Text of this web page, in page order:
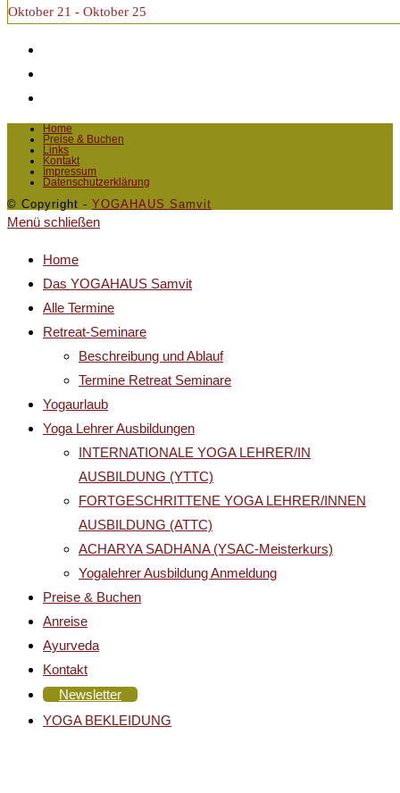
Oktober 21 - Oktober 25
Home
Preise & Buchen
Links
Kontakt
Impressum
Datenschutzerklärung
© Copyright - YOGAHAUS Samvit
Menü schließen
Home
Das YOGAHAUS Samvit
Alle Termine
Retreat-Seminare
Beschreibung und Ablauf
Termine Retreat Seminare
Yogaurlaub
Yoga Lehrer Ausbildungen
INTERNATIONALE YOGA LEHRER/IN
AUSBILDUNG (YTTC)
FORTGESCHRITTENE YOGA LEHRER/INNEN
AUSBILDUNG (ATTC)
ACHARYA SADHANA (YSAC-Meisterkurs)
Yogalehrer Ausbildung Anmeldung
Preise & Buchen
Anreise
Ayurveda
Kontakt
Newsletter
YOGA BEKLEIDUNG